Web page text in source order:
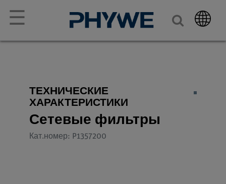
☰
ТЕХНИЧЕСКИЕ
ХАРАКТЕРИСТИКИ
Сетевые фильтры
Кат.номер: P1357200